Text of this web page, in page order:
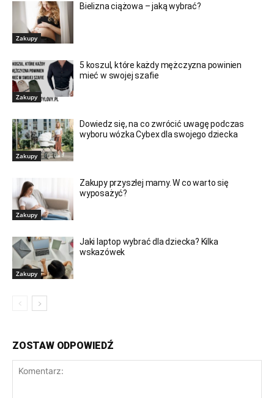
Zakupy
Bielizna ciążowa – jaką wybrać?
Zakupy
5 koszul, które każdy mężczyzna powinien
mieć w swojej szafie
Zakupy
Dowiedz się, na co zwrócić uwagę podczas
wyboru wózka Cybex dla swojego dziecka
Zakupy
Zakupy przyszłej mamy. W co warto się
wyposażyć?
Zakupy
Jaki laptop wybrać dla dziecka? Kilka
wskazówek
ZOSTAW ODPOWIEDŹ